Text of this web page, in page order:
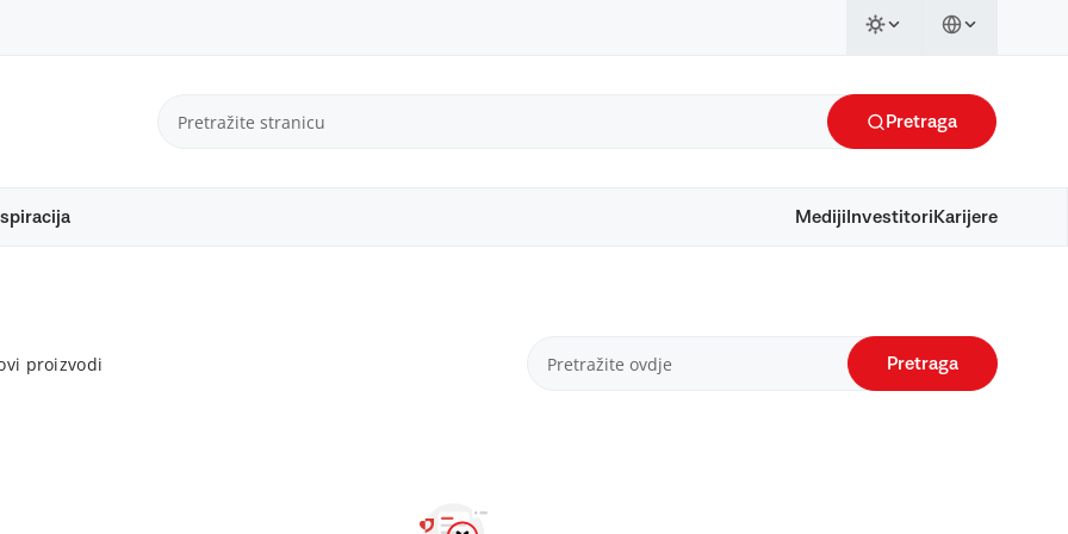
Pretraga
Mediji Investitori Karijere
proizvodi Pretraga